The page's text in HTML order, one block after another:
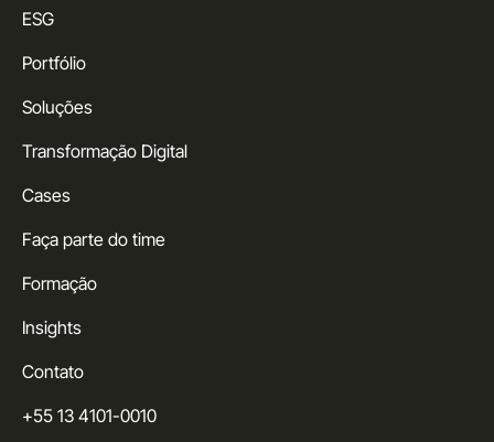
+55 13 4101-0010
ESG
Portfólio
Soluções
Transformação Digital
Cases
Faça parte do time
Formação
Insights
Contato